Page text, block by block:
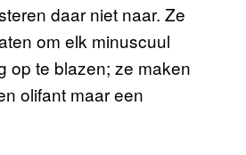
daar niet naar. Ze
om elk minuscuul
op te blazen; ze maken
olifant maar een